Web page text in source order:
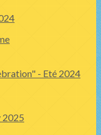
- Eté 2024
2025